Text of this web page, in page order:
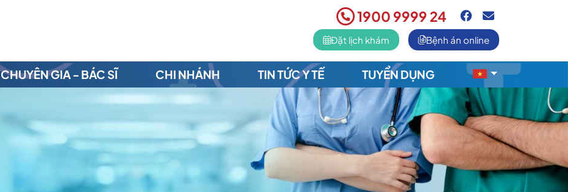
1900 9999 24
Đặt lịch khám Bệnh án online
CHUYÊN GIA - BÁC SĨ CHI NHÁNH TIN TỨC Y TẾ TUYỂN DỤNG